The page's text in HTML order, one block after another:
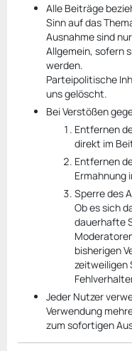
Alle Beiträge
Sinn auf das
Ausnahme sind
Allgemein, sofern
werden.
Parteipolitische
uns gelöscht.
Bei Verstößen
Entfernen
direkt im
Entfernen
Ermahnung
Sperre des
Ob es sich
dauerhafte
bisherigen
zeitweiligen
Jeder Nutzer
Verwendung
zum sofortigen